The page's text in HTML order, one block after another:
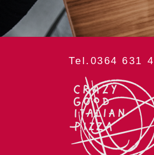
Tel.0364 631